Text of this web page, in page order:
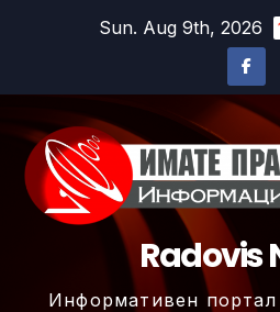
Sun. Aug 9th, 2026
Radovis
Информативен портал